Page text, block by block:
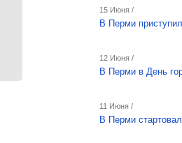
15 Июня /
В Перми
12 Июня /
В Перми в День
11 Июня /
В Перми